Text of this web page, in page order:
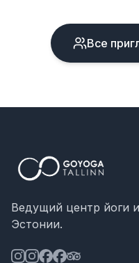
Все
Ведущий центр йоги
Эстонии.